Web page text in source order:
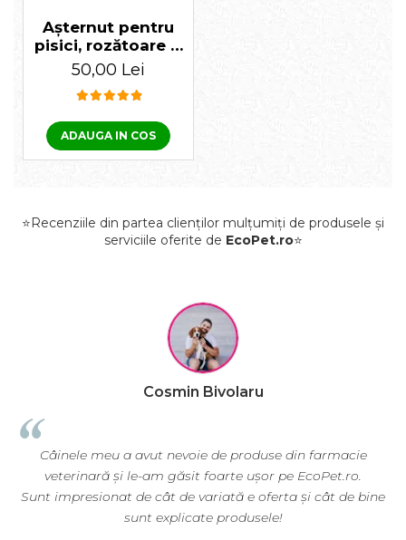
Așternut pentru
pisici, rozătoare &
păsări Premium
Span 10L
50,00 Lei
ADAUGA IN COS
⭐Recenziile din partea clienților mulțumiți de produsele și
serviciile oferite de EcoPet.ro⭐
Cosmin Bivolaru
meu a avut nevoie de produse din farmacie
și le-am găsit foarte ușor pe EcoPet.ro.
de cât de variată e oferta și cât de bine
sunt explicate produsele!
EcoPet.ro
nevoie de